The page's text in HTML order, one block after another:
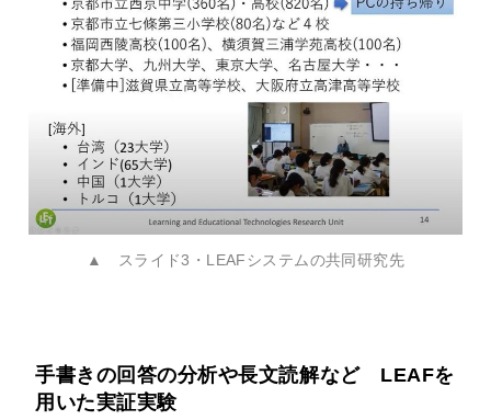
▲ スライド3・LEAFシステムの共同研究先
手書きの回答の分析や長文読解など LEAFを
用いた実証実験